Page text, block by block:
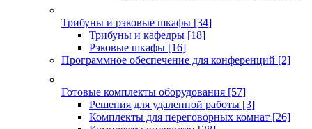
Трибуны и рэковые шкафы [34]
Трибуны и кафедры [18]
Рэковые шкафы [16]
Программное обеспечение для конференций [2]
Готовые комплекты оборудования [57]
Решения для удаленной работы [3]
Комплекты для переговорных комнат [26]